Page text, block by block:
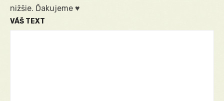
nižšie. Ďakujeme ♥
VÁŠ TEXT